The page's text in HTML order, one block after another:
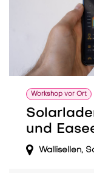
Workshop vor Ort
und
Wallisellen,